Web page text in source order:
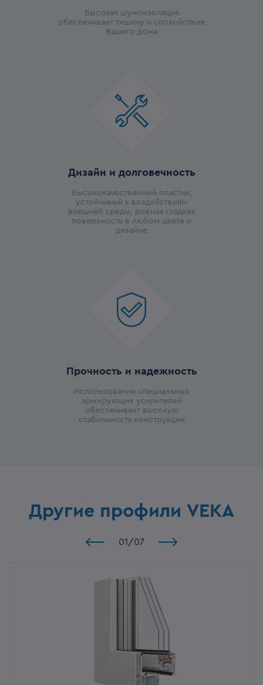
Высокая шумоизоляция
обеспечивает тишину и спокойствие
Вашего дома
Дизайн и долговечность
Высококачественный пластик,
устойчивый к воздействиям
внешней среды, ровная гладкая
поверхность в любом цвете и
дизайне
Прочность и надежность
Использование специальных
армирующих усилителей
обеспечивает высокую
стабильность конструкции
Другие профили VEKA
01 /07